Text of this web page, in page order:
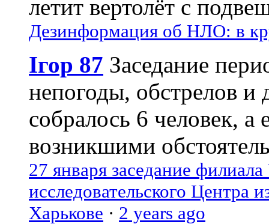
летит вертолёт с
Дезинформация об НЛО: в
Ігор 87 Заседание
непогоды, обстрелов и
собралось 6 человек, а
возникшими
27 января заседание
исследовательского Центра
Харькове · 2 years ago